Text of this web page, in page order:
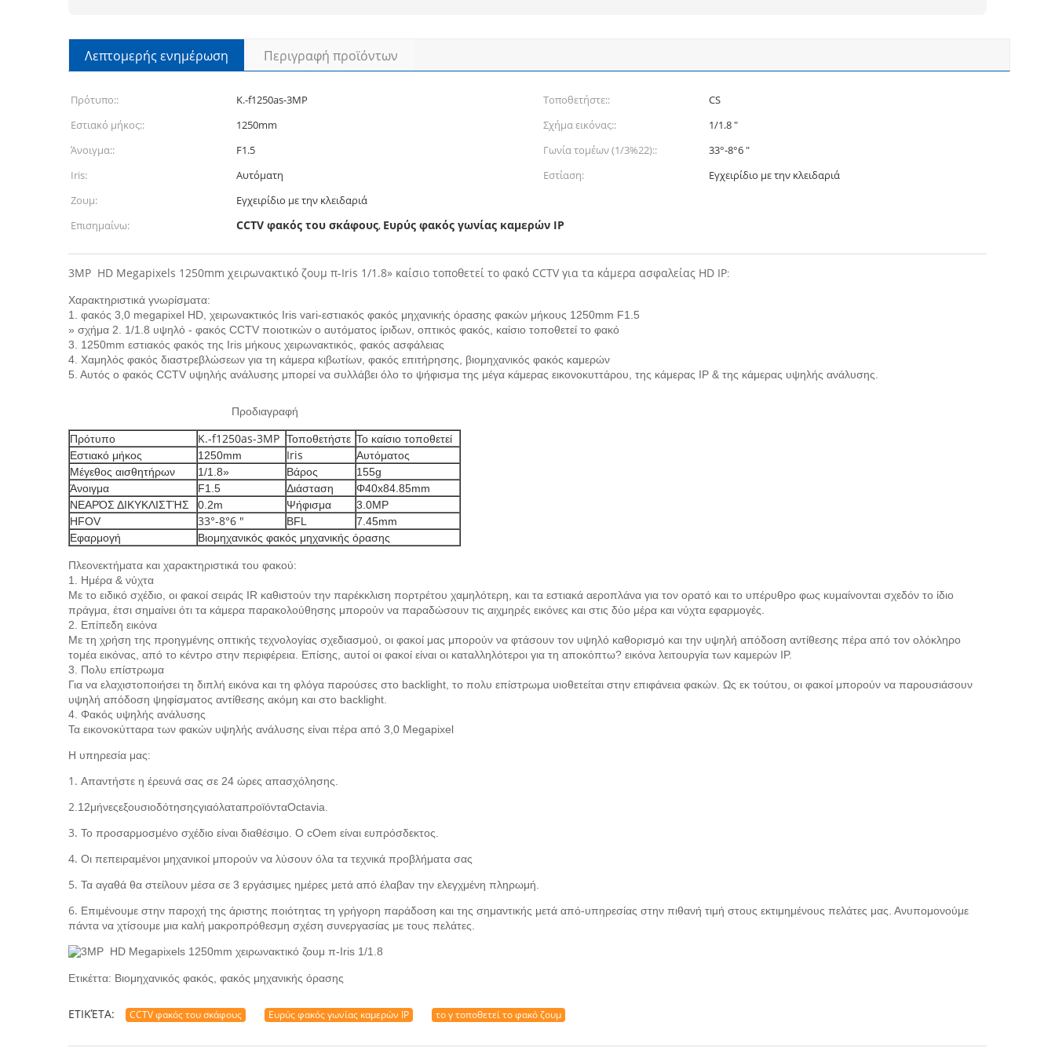
Λεπτομερής ενημέρωση Περιγραφή προϊόντων
Πρότυπο:: Κ.-f1250as-3MP Τοποθετήστε::
CS
Εστιακό μήκος::
1250mm Σχήμα εικόνας::
1/1.8 ″
Άνοιγμα::
F1.5 Γωνία τομέων (1/3%22)::
33°-8°6 "
Iris:
Αυτόματη Εστίαση:
Εγχειρίδιο με την κλειδαριά
Ζουμ:
Εγχειρίδιο με την κλειδαριά
Επισημαίνω:
CCTV φακός του σκάφους, Ευρύς φακός γωνίας καμερών IP
3MP  HD Megapixels 1250mm χειρωνακτικό ζουμ π-Iris 1/1.8» καίσιο τοποθετεί το φακό CCTV για τα κάμερα ασφαλείας HD IP:
Χαρακτηριστικά γνωρίσματα:
1. φακός 3,0 megapixel HD, χειρωνακτικός Iris vari-εστιακός φακός μηχανικής όρασης φακών μήκους 1250mm F1.5
» σχήμα 2. 1/1.8 υψηλό - φακός CCTV ποιοτικών ο αυτόματος ίριδων, οπτικός φακός, καίσιο τοποθετεί το φακό
3. 1250mm εστιακός φακός της Iris μήκους χειρωνακτικός, φακός ασφάλειας
4. Χαμηλός φακός διαστρεβλώσεων για τη κάμερα κιβωτίων, φακός επιτήρησης, βιομηχανικός φακός καμερών
5. Αυτός ο φακός CCTV υψηλής ανάλυσης μπορεί να συλλάβει όλο το ψήφισμα της μέγα κάμερας εικονοκυττάρου, της κάμερας IP & της κάμερας υψηλής ανάλυσης.
Προδιαγραφή
Πρότυπο Κ.-f1250as-3MP Τοποθετήστε Το καίσιο τοποθετεί
Εστιακό μήκος
1250mm Iris
Αυτόματος
Μέγεθος αισθητήρων
1/1.8» Βάρος
155g
Άνοιγμα
F1.5 Διάσταση
Φ40x84.85mm
ΝΕΑΡΌΣ ΔΙΚΥΚΛΙΣΤΉΣ
0.2m Ψήφισμα
3.0MP
HFOV
33°-8°6 " BFL
7.45mm
Εφαρμογή
Βιομηχανικός φακός μηχανικής όρασης
Πλεονεκτήματα και χαρακτηριστικά του φακού:
1. Ημέρα & νύχτα
Με το ειδικό σχέδιο, οι φακοί σειράς IR καθιστούν την παρέκκλιση πορτρέτου χαμηλότερη, και τα εστιακά αεροπλάνα για τον ορατό και το υπέρυθρο φως κυμαίνονται σχεδόν το ίδιο
πράγμα, έτσι σημαίνει ότι τα κάμερα παρακολούθησης μπορούν να παραδώσουν τις αιχμηρές εικόνες και στις δύο μέρα και νύχτα εφαρμογές.
2. Επίπεδη εικόνα
Με τη χρήση της προηγμένης οπτικής τεχνολογίας σχεδιασμού, οι φακοί μας μπορούν να φτάσουν τον υψηλό καθορισμό και την υψηλή απόδοση αντίθεσης πέρα από τον ολόκληρο
τομέα εικόνας, από το κέντρο στην περιφέρεια. Επίσης, αυτοί οι φακοί είναι οι καταλληλότεροι για τη αποκόπτω? εικόνα λειτουργία των καμερών IP.
3. Πολυ επίστρωμα
Για να ελαχιστοποιήσει τη διπλή εικόνα και τη φλόγα παρούσες στο backlight, το πολυ επίστρωμα υιοθετείται στην επιφάνεια φακών. Ως εκ τούτου, οι φακοί μπορούν να παρουσιάσουν
υψηλή απόδοση ψηφίσματος αντίθεσης ακόμη και στο backlight.
4. Φακός υψηλής ανάλυσης
Τα εικονοκύτταρα των φακών υψηλής ανάλυσης είναι πέρα από 3,0 Megapixel
Η υπηρεσία μας:
1. Απαντήστε η έρευνά σας σε 24 ώρες απασχόλησης.
2 .12μήνεςεξουσιοδότησηςγιαόλαταπροϊόνταOctavia.
3. Το προσαρμοσμένο σχέδιο είναι διαθέσιμο. Ο cOem είναι ευπρόσδεκτος.
4. Οι πεπειραμένοι μηχανικοί μπορούν να λύσουν όλα τα τεχνικά προβλήματα σας
5. Τα αγαθά θα στείλουν μέσα σε 3 εργάσιμες ημέρες μετά από έλαβαν την ελεγχμένη πληρωμή.
6. Επιμένουμε στην παροχή της άριστης ποιότητας τη γρήγορη παράδοση και της σημαντικής μετά από-υπηρεσίας στην πιθανή τιμή στους εκτιμημένους πελάτες μας. Ανυπομονούμε
πάντα να χτίσουμε μια καλή μακροπρόθεσμη σχέση συνεργασίας με τους πελάτες.
Ετικέττα: Βιομηχανικός φακός, φακός μηχανικής όρασης
ΕΤΙΚΈΤΑ: CCTV φακός του σκάφους Ευρύς φακός γωνίας καμερών IP το γ τοποθετεί το φακό ζουμ